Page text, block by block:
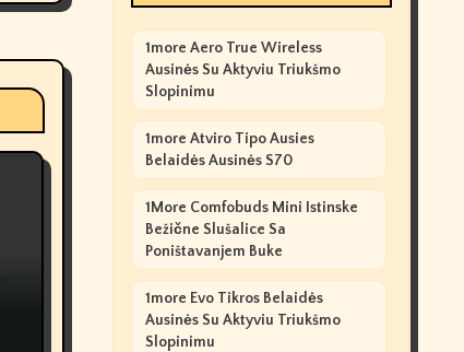
1more Aero True Wireless
Ausinės Su Aktyviu Triukšmo
Slopinimu
1more Atviro Tipo Ausies
Belaidės Ausinės S70
1More Comfobuds Mini Istinske
Bežične Slušalice Sa
Poništavanjem Buke
1more Evo Tikros Belaidės
Ausinės Su Aktyviu Triukšmo
Slopinimu